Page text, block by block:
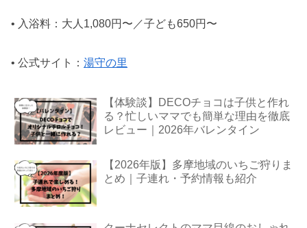
• 入浴料：大人1,080円〜／子ども650円〜
• 公式サイト： 湯守の里
【体験談】DECOチョコは子供と作れ
る？忙しいママでも簡単な理由を徹底
レビュー｜2026年バレンタイン
【2026年版】多摩地域のいちご狩りま
とめ｜子連れ・予約情報も紹介